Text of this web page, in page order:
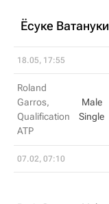
Ёсуке Ватануки
18.05, 17:55
Roland
Garros,
Qualification
ATP
Male
Single
07.02, 07:10